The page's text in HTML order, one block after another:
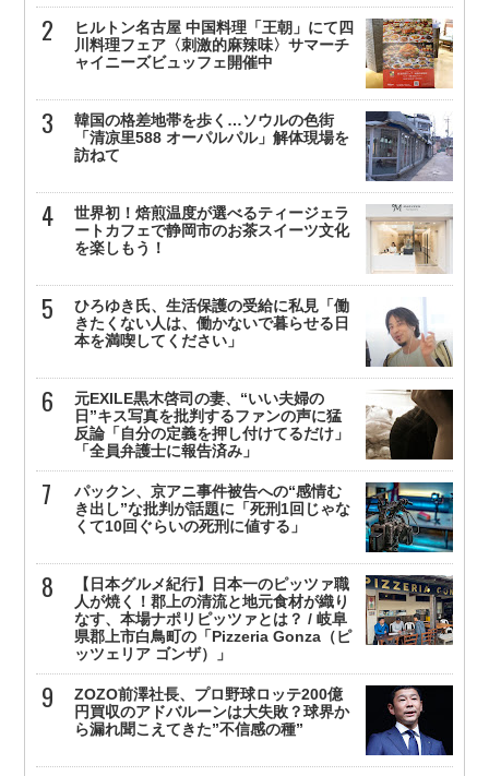
ヒルトン名古屋 中国料理「王朝」にて四
川料理フェア〈刺激的麻辣味〉サマーチ
ャイニーズビュッフェ開催中
韓国の格差地帯を歩く…ソウルの色街
「清凉里588 オーパルパル」解体現場を
訪ねて
世界初！焙煎温度が選べるティージェラ
ートカフェで静岡市のお茶スイーツ文化
を楽しもう！
ひろゆき氏、生活保護の受給に私見「働
きたくない人は、働かないで暮らせる日
本を満喫してください」
元EXILE黒木啓司の妻、“いい夫婦の
日”キス写真を批判するファンの声に猛
反論「自分の定義を押し付けてるだけ」
「全員弁護士に報告済み」
パックン、京アニ事件被告への“感情む
き出し”な批判が話題に「死刑1回じゃな
くて10回ぐらいの死刑に値する」
【日本グルメ紀行】日本一のピッツァ職
人が焼く！郡上の清流と地元食材が織り
なす、本場ナポリピッツァとは？ / 岐阜
県郡上市白鳥町の「Pizzeria Gonza（ピ
ッツェリア ゴンザ）」
ZOZO前澤社長、プロ野球ロッテ200億
円買収のアドバルーンは大失敗？球界か
ら漏れ聞こえてきた”不信感の種”